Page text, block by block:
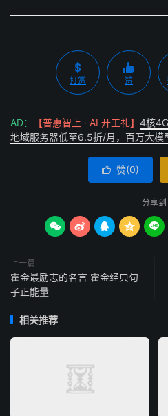
打赏 赞
AD： 【普惠智上 · AI 开工礼】 4核
地域服务器低至6.5折/月，百万大
 赞(0)
分享到
    
上一篇
霍金最励志的名言 霍金经典句
子正能量
相关推荐